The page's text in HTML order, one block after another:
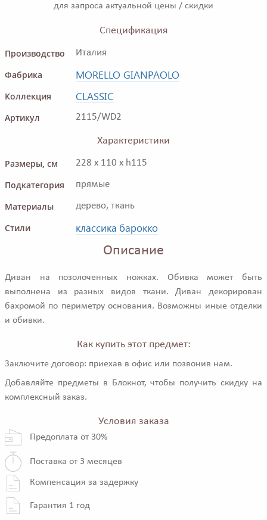
для запроса актуальной цены / скидки
Спецификация
Производство
Италия
Фабрика MORELLO GIANPAOLO
Коллекция CLASSIC
Артикул 2115/WD2
Характеристики
Размеры, см
228 x 110 x h115
Подкатегория прямые
Материалы дерево, ткань
Стили классика барокко
Описание
Диван на позолоченных ножках. Обивка может быть
выполнена из разных видов ткани. Диван декорирован
бахромой по периметру основания. Возможны иные отделки
и обивки.
Как купить этот предмет:
Заключите договор: приехав в офис или позвонив нам.
Добавляйте предметы в Блокнот, чтобы получить скидку на
комплексный заказ.
Условия заказа
Предоплата от 30%
Поставка от 3 месяцев
Компенсация за задержку
Гарантия 1 год